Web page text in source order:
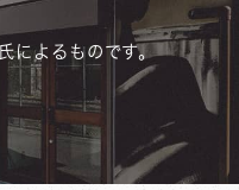
によるものです。